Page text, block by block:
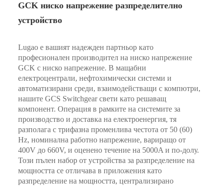
GCK ниско напрежение разпределително
устройство
Lugao е вашият надежден партньор като
професионален производител на ниско напрежение
GCK с ниско напрежение. В мащабни
електроцентрали, нефтохимически системи и
автоматизирани среди, взаимодействащи с компютри,
нашите GCS Switchgear свети като решаващ
компонент. Операция в рамките на системите за
производство и доставка на електроенергия, тя
разполага с трифазна променлива честота от 50 (60)
Hz, номинална работно напрежение, вариращо от
400V до 660V, и оценено течение на 5000A и по-долу.
Този пълен набор от устройства за разпределение на
мощността се отличава в приложения като
разпределение на мощността, централизирано